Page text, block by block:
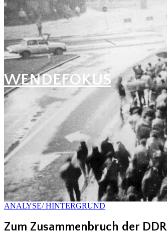
WENDEFOKUS
ANALYSE/ HINTERGRUND
Zum Zusammenbruch der DDR